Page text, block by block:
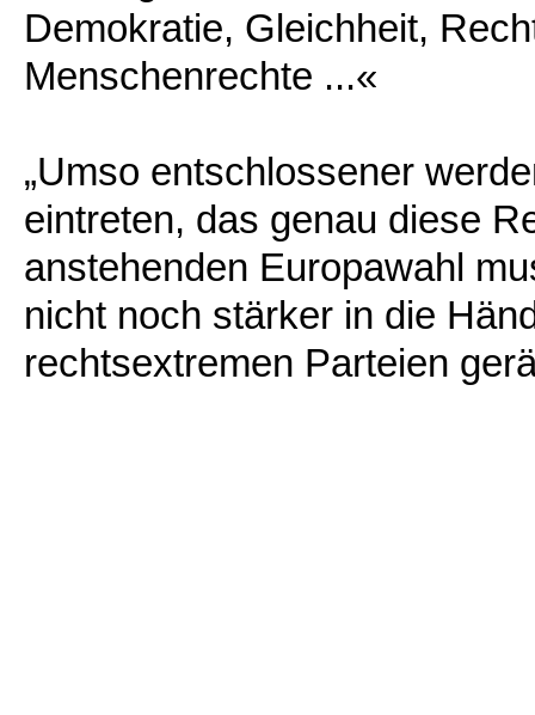
Demokratie, Gleichheit,
Menschenrechte ...«
„Umso entschlossener
eintreten, das genau diese
anstehenden Europawahl
nicht noch stärker in die
rechtsextremen Parteien